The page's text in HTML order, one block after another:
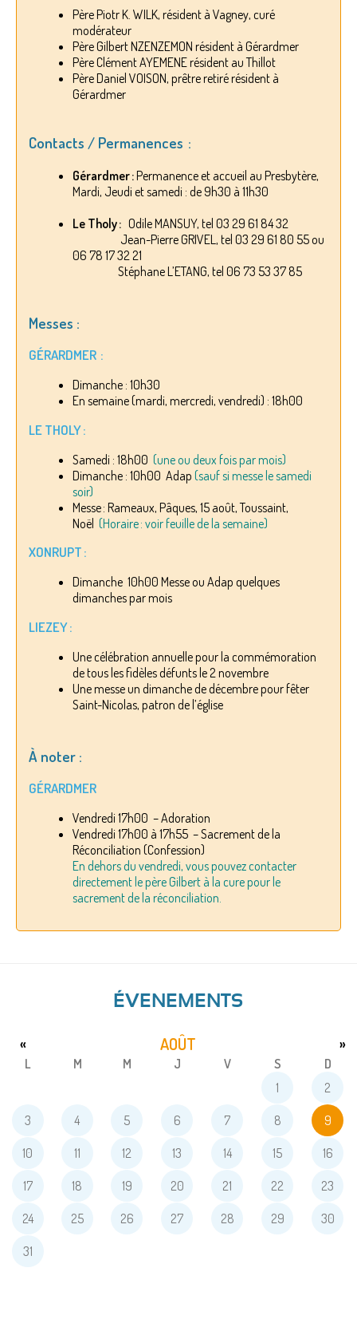
Père Piotr K. WILK, résident à Vagney, curé
modérateur
Père Gilbert NZENZEMON résident à Gérardmer
Père Clément AYEMENE résident au Thillot
Père Daniel VOISON, prêtre retiré résident à
Gérardmer
Contacts / Permanences :
Gérardmer :Permanence et accueil au Presbytère,
Mardi, Jeudi et samedi : de 9h30 à 11h30
Le Tholy : Odile MANSUY, tel 03 29 61 84 32
Jean-Pierre GRIVEL, tel 03 29 61 80 55 ou
06 78 17 32 21
Stéphane L’ETANG, tel 06 73 53 37 85
Messes :
GÉRARDMER :
Dimanche : 10h30
En semaine (mardi, mercredi, vendredi) : 18h00
LE THOLY :
Samedi : 18h00 (une ou deux fois par mois)
Dimanche : 10h00 Adap (sauf si messe le samedi
soir)
Messe : Rameaux, Pâques, 15 août, Toussaint,
Noël (Horaire : voir feuille de la semaine)
XONRUPT :
Dimanche 10h00 Messe ou Adap quelques
dimanches par mois
LIEZEY :
Une célébration annuelle pour la commémoration
de tous les fidèles défunts le 2 novembre
Une messe un dimanche de décembre pour fêter
Saint-Nicolas, patron de l’église
À noter :
GÉRARDMER
Vendredi 17h00 – Adoration
Vendredi 17h00 à 17h55 – Sacrement de la
Réconciliation (Confession)
En dehors du vendredi, vous pouvez contacter
directement le père Gilbert à la cure pour le
sacrement de la réconciliation.
ÉVENEMENTS
AOÛT
« »
L M M J V S
D
1
2
3 4 5 6 7 8 9
10 11 12 13 14 15 16
17 18 19 20 21 22 23
24 25 26 27 28 29 30
31